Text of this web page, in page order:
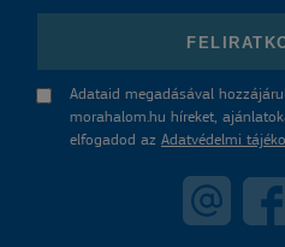
Adataid megadásával
morahalom.hu híreket,
elfogadod az Adatvédelmi